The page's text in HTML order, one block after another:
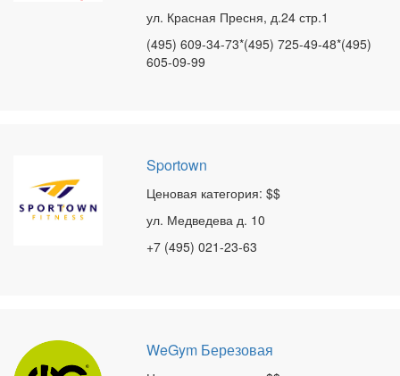
ул. Красная Пресня, д.24 стр.1
(495) 609-34-73*(495) 725-49-48*(495)
605-09-99
Sportown
Ценовая категория: $$
ул. Медведева д. 10
+7 (495) 021-23-63
WeGym Березовая